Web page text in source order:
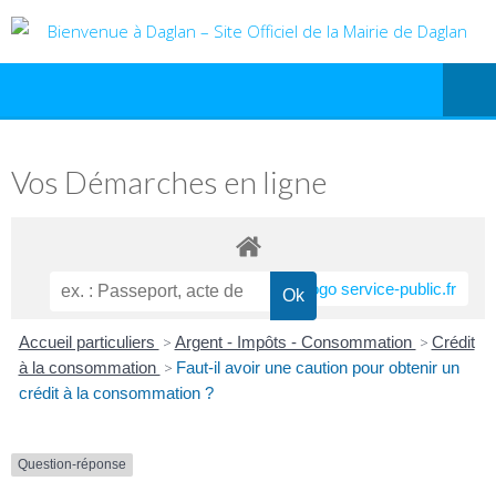
Vos Démarches en ligne
Accueil particuliers > Argent - Impôts - Consommation > Crédit
à la consommation > Faut-il avoir une caution pour obtenir un
crédit à la consommation ?
Question-réponse